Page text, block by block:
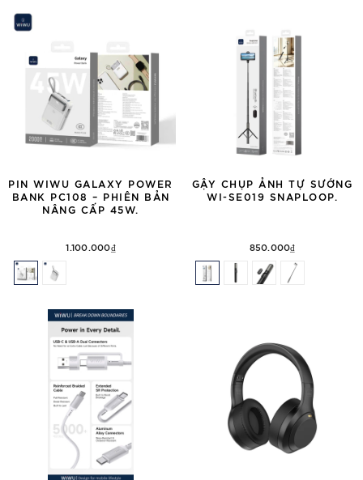
PIN WIWU GALAXY POWER
BANK PC108 – PHIÊN BẢN
NÂNG CẤP 45W.
1.100.000₫
GẬY CHỤP ẢNH TỰ SƯỚNG
WI-SE019 SNAPLOOP.
850.000₫